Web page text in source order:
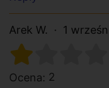
Arek W. 1
Ocena: 2